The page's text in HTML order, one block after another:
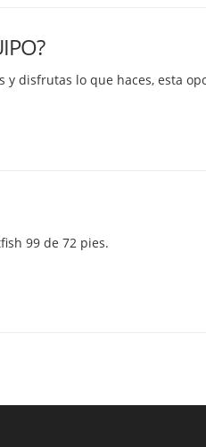
y disfrutas lo que haces, esta
99 de 72 pies.